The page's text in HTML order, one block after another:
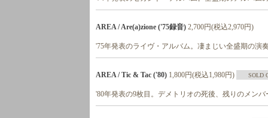
AREA / Are(a)zione ('75録音) 2,700円(税込2,970円)
'75年発表のライヴ・アルバム。凄まじい全盛期の演
AREA / Tic & Tac ('80) 1,800円(税込1,980円) SOLD
'80年発表の9枚目。デメトリオの死後、残りのメン